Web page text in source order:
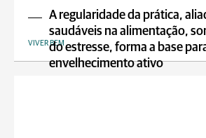
A regularidade da prática,
saudáveis na alimentação,
do estresse, forma a base
envelhecimento ativo
VIVER BEM